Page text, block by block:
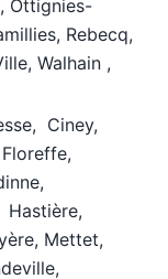
Ottignies-
Rebecq,
Walhain ,
Ciney,
Mettet,